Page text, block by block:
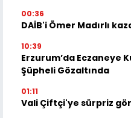
00:36
DAİB'i Ömer Madırlı
10:39
Erzurum’da Eczaneye
Şüpheli Gözaltında
01:11
Vali Çiftçi'ye sürpriz